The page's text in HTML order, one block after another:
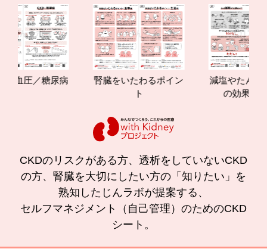
糖尿病
腎臓をいたわるポイン
減塩やたんぱく質管理
の効果と重要性
CKDのリスクがある方、透析をしていないCKD
の方、腎臓を大切にしたい方の「知りたい」を
熟知したじんラボが提案する、
セルフマネジメント（自己管理）のためのCKD
シート。